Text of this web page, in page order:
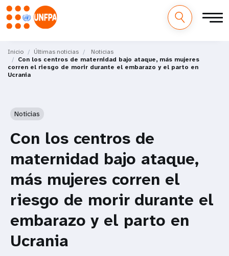
contenido
principal
M
a
Inicio Últimas noticias
Noticias
Con los centros de maternidad bajo ataque, más mujeres
corren el riesgo de morir durante el embarazo y el parto en
Ucrania
Noticias
Con los centros de
maternidad bajo ataque,
más mujeres corren el
riesgo de morir durante el
embarazo y el parto en
Ucrania